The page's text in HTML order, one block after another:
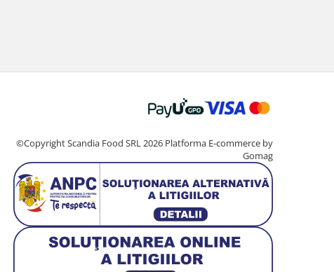
©Copyright Scandia Food SRL 2026 Platforma E-commerce by
Gomag